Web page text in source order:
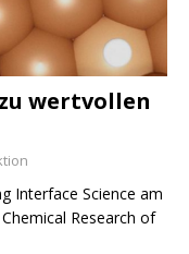
wertvollen
Interface Science am
Research of